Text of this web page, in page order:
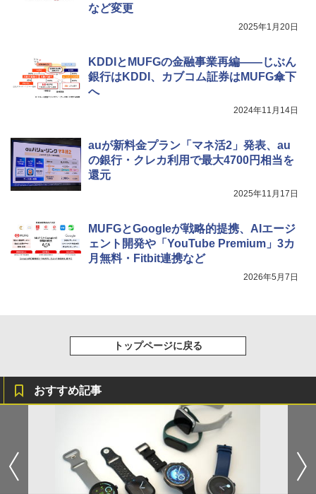
など変更
2025年1月20日
KDDIとMUFGの金融事業再編――じぶん
銀行はKDDI、カブコム証券はMUFG傘下
へ
2024年11月14日
auが新料金プラン「マネ活2」発表、au
の銀行・クレカ利用で最大4700円相当を
還元
2025年11月17日
MUFGとGoogleが戦略的提携、AIエージ
ェント開発や「YouTube Premium」3カ
月無料・Fitbit連携など
2026年5月7日
トップページに戻る
おすすめ記事